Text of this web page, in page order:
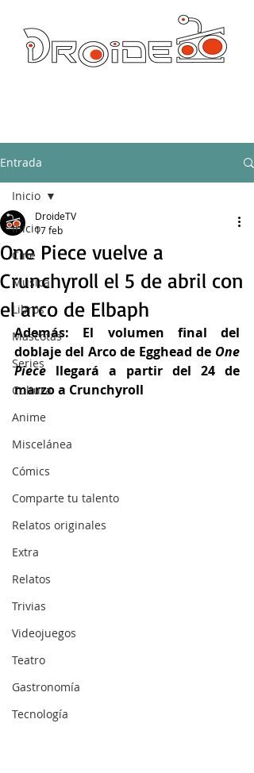
Entrada
Inicio
Cine
Música
Libros
Mascotas
Series
Cultura
Anime
Miscelánea
Cómics
Comparte tu talento
Relatos originales
Extra
Relatos
Trivias
Videojuegos
Teatro
Gastronomía
Tecnología
Inicio
One Piece vuelve a
Crunchyroll el 5 de abril con
el arco de Elbaph
DroideTV
17 feb
Además: El volumen final del
doblaje del Arco de Egghead de One
Piece llegará a partir del 24 de
marzo a Crunchyroll